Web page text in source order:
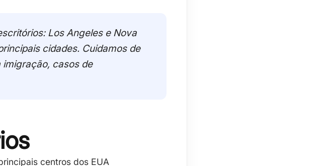
Los Angeles e Nova
cidades. Cuidamos de
casos de
centros dos EUA